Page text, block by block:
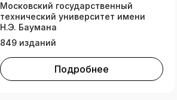
Московский государственный
технический университет имени
Н.Э. Баумана
849 изданий
Подробнее